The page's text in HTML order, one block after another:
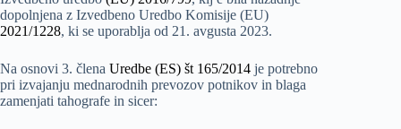
dopolnjena z Izvedbeno Uredbo Komisije (EU)
2021/1228, ki se uporablja od 21. avgusta 2023.
Na osnovi 3. člena Uredbe (ES) št 165/2014 je potrebno
pri izvajanju mednarodnih prevozov potnikov in blaga
zamenjati tahografe in sicer: